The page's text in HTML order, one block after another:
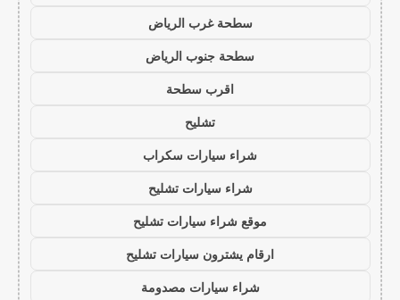
سطحة غرب الرياض
سطحة جنوب الرياض
اقرب سطحة
تشليح
شراء سيارات سكراب
شراء سيارات تشليح
موقع شراء سيارات تشليح
ارقام يشترون سيارات تشليح
شراء سيارات مصدومة